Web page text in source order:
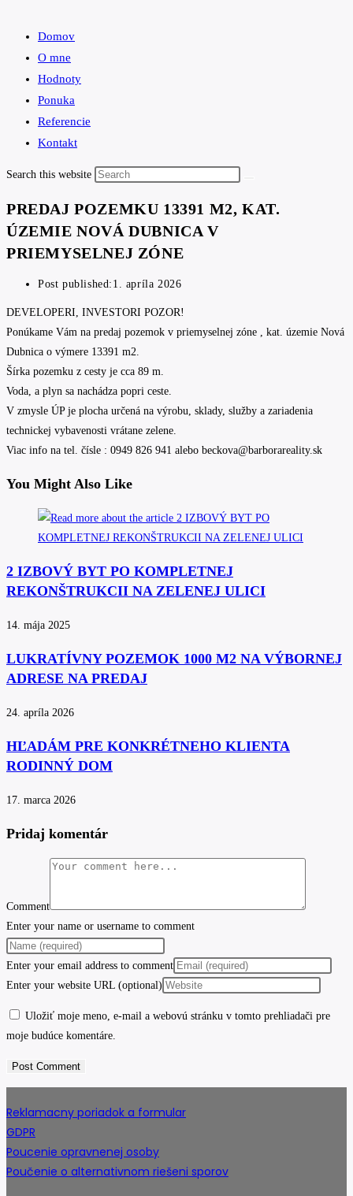
Domov
O mne
Hodnoty
Ponuka
Referencie
Kontakt
Search this website
PREDAJ POZEMKU 13391 M2, KAT.
ÚZEMIE NOVÁ DUBNICA V
PRIEMYSELNEJ ZÓNE
Post published: 1. apríla 2026
DEVELOPERI, INVESTORI POZOR!
Ponúkame Vám na predaj pozemok v priemyselnej zóne , kat. územie Nová
Dubnica o výmere 13391 m2.
Šírka pozemku z cesty je cca 89 m.
Voda, a plyn sa nachádza popri ceste.
V zmysle ÚP je plocha určená na výrobu, sklady, služby a zariadenia
technickej vybavenosti vrátane zelene.
Viac info na tel. čísle : 0949 826 941 alebo beckova@barborareality.sk
You Might Also Like
2 IZBOVÝ BYT PO KOMPLETNEJ
REKONŠTRUKCII NA ZELENEJ ULICI
14. mája 2025
LUKRATÍVNY POZEMOK 1000 M2 NA VÝBORNEJ
ADRESE NA PREDAJ
24. apríla 2026
HĽADÁM PRE KONKRÉTNEHO KLIENTA
RODINNÝ DOM
17. marca 2026
Pridaj komentár
Comment
Enter your name or username to comment
Enter your email address to comment
Enter your website URL (optional)
Uložiť moje meno, e-mail a webovú stránku v tomto prehliadači pre
moje budúce komentáre.
Reklamacny poriadok a formular
GDPR
Poucenie opravnenej osoby
Poučenie o alternativnom riešeni sporov